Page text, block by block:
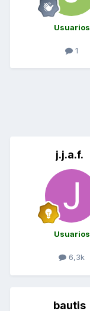
Usuarios
1
j.j.a.f.
Usuarios
6,3k
bautis